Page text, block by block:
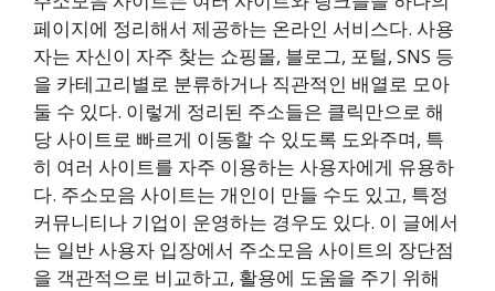
페이지에 정리해서 제공하는 온라인 서비스다. 사용
자는 자신이 자주 찾는 쇼핑몰, 블로그, 포털, SNS 등
을 카테고리별로 분류하거나 직관적인 배열로 모아
둘 수 있다. 이렇게 정리된 주소들은 클릭만으로 해
당 사이트로 빠르게 이동할 수 있도록 도와주며, 특
히 여러 사이트를 자주 이용하는 사용자에게 유용하
다. 주소모음 사이트는 개인이 만들 수도 있고, 특정
커뮤니티나 기업이 운영하는 경우도 있다. 이 글에서
는 일반 사용자 입장에서 주소모음 사이트의 장단점
을 객관적으로 비교하고, 활용에 도움을 주기 위해